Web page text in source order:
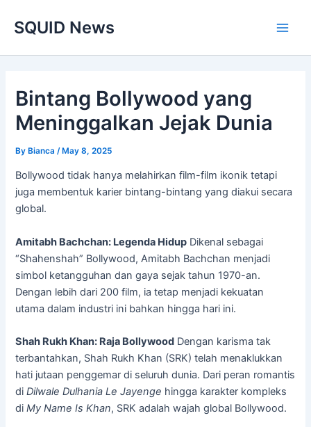
SQUID News
Bintang Bollywood yang
Meninggalkan Jejak Dunia
ByBianca /May 8, 2025
Bollywood tidak hanya melahirkan film-film ikonik tetapi
juga membentuk karier bintang-bintang yang diakui secara
global.
Amitabh Bachchan: Legenda Hidup Dikenal sebagai
“Shahenshah” Bollywood, Amitabh Bachchan menjadi
simbol ketangguhan dan gaya sejak tahun 1970-an.
Dengan lebih dari 200 film, ia tetap menjadi kekuatan
utama dalam industri ini bahkan hingga hari ini.
Shah Rukh Khan: Raja Bollywood Dengan karisma tak
terbantahkan, Shah Rukh Khan (SRK) telah menaklukkan
hati jutaan penggemar di seluruh dunia. Dari peran romantis
diDilwale Dulhania Le Jayenge hingga karakter kompleks
diMy Name Is Khan, SRK adalah wajah global Bollywood.